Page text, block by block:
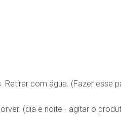
com água. (Fazer esse
(dia e noite - agitar o